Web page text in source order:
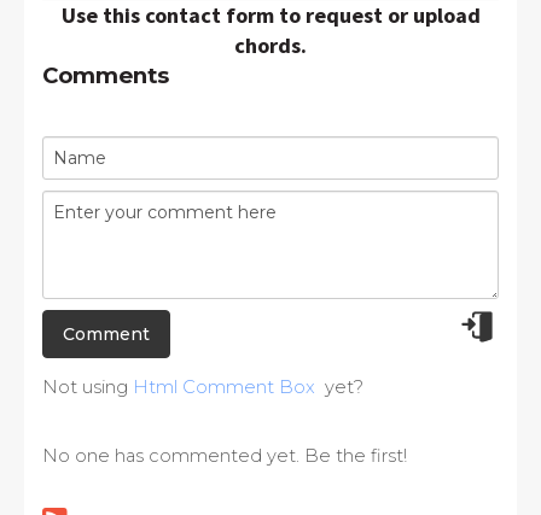
Use this contact form to request or upload
chords.
Comments
Not using Html Comment Box yet?
No one has commented yet. Be the first!